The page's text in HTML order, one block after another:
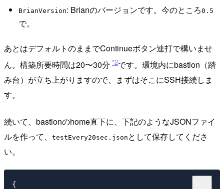
BrianVersion: Brianのバージョンです。今のところ0.5
で。
あとはデフォルトのままでContinueボタン連打で構いませ
ん。構築所要時間は20〜30分 *2です。環境内にbastion（踏
み台）が立ち上がりますので、まずはそこにSSH接続しま
す。
続いて、bastionのhome直下に、下記のようなJSONファイ
ルを作って、
testEvery20sec.json として保存してくださ
い。
{